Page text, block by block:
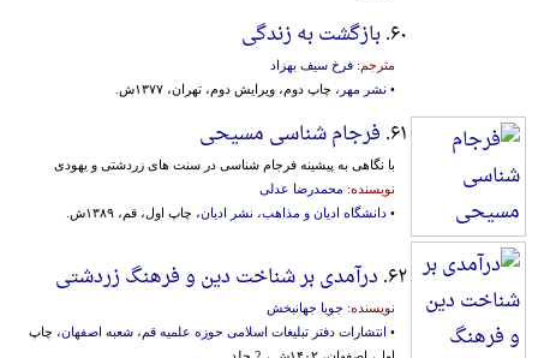
۶۰. بازگشت به زندگی
مترجم: فرخ سیف بهزاد
• نشر مهر ، چاپ دوم، ویرایش دوم، تهران، ۱۳۷۷ش.
۶۱. فرجام شناسی مسیحی
با نگاهی به پیشینه فرجام شناسی در سنت های زردشتی و یهودی
نویسنده: محمدرضا عدلی
• دانشگاه ادیان و مذاهب، نشر ادیان، چاپ اول، قم، ۱۳۸۹ش.
۶۲. درآمدی بر شناخت دین و فرهنگ زردشتی
نویسنده: جویا جهانبخش
• انتشارات دفتر تبلیغات اسلامی حوزه علمیه قم، شعبه اصفهان، چاپ